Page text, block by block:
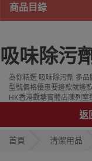
商品目錄
吸味除污
為你精選 吸味除污劑 多
型號價格優惠要邊款就邊
HK香港觀塘實體店陳列室
返
首頁 清潔用品